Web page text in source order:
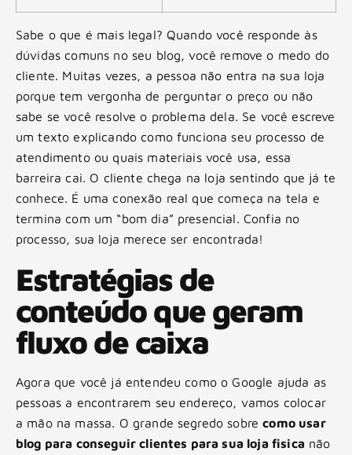
Sabe o que é mais legal? Quando você responde às
dúvidas comuns no seu blog, você remove o medo do
cliente. Muitas vezes, a pessoa não entra na sua loja
porque tem vergonha de perguntar o preço ou não
sabe se você resolve o problema dela. Se você escreve
um texto explicando como funciona seu processo de
atendimento ou quais materiais você usa, essa
barreira cai. O cliente chega na loja sentindo que já te
conhece. É uma conexão real que começa na tela e
termina com um “bom dia” presencial. Confia no
processo, sua loja merece ser encontrada!
Estratégias de
conteúdo que geram
fluxo de caixa
Agora que você já entendeu como o Google ajuda as
pessoas a encontrarem seu endereço, vamos colocar
a mão na massa. O grande segredo sobrecomo usar
blog para conseguir clientes para sua loja fisica não